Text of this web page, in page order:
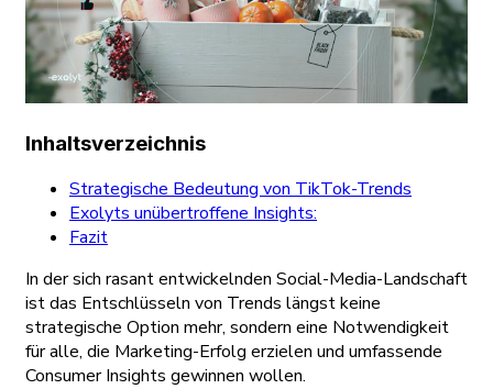
Inhaltsverzeichnis
Strategische Bedeutung von TikTok-Trends
Exolyts unübertroffene Insights:
Fazit
In der sich rasant entwickelnden Social-Media-Landschaft
ist das Entschlüsseln von Trends längst keine
strategische Option mehr, sondern eine Notwendigkeit
für alle, die Marketing-Erfolg erzielen und umfassende
Consumer Insights gewinnen wollen.